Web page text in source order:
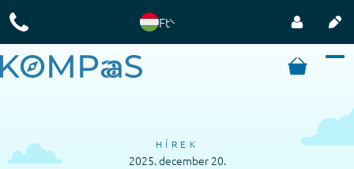
Ft
HÍREK
2025. december 20.